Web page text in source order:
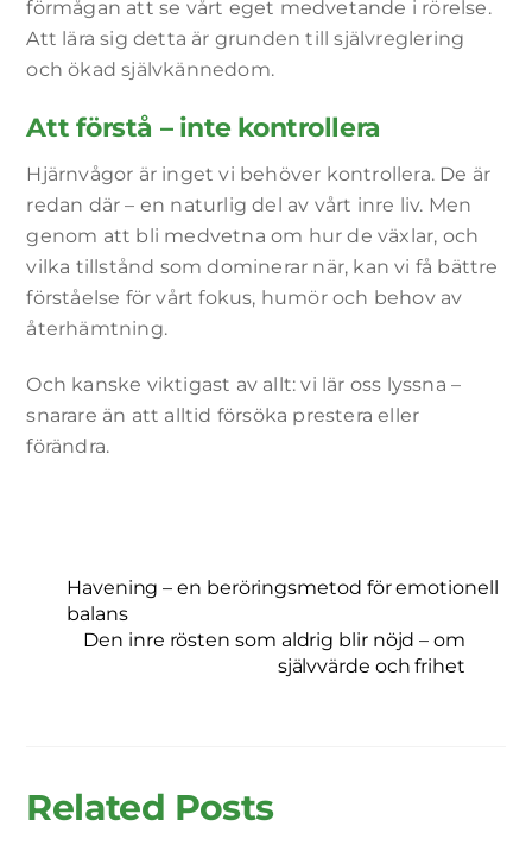
förmågan att se vårt eget medvetande i rörelse.
Att lära sig detta är grunden till självreglering
och ökad självkännedom.
Att förstå – inte kontrollera
Hjärnvågor är inget vi behöver kontrollera. De är
redan där – en naturlig del av vårt inre liv. Men
genom att bli medvetna om hur de växlar, och
vilka tillstånd som dominerar när, kan vi få bättre
förståelse för vårt fokus, humör och behov av
återhämtning.
Och kanske viktigast av allt: vi lär oss lyssna –
snarare än att alltid försöka prestera eller
förändra.
Havening – en beröringsmetod för emotionell
balans
Den inre rösten som aldrig blir nöjd – om
självvärde och frihet
Related Posts